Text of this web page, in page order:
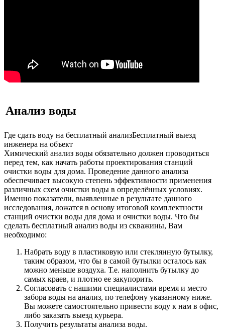
Анализ воды
Где сдать воду на бесплатный анализБесплатный выезд
инженера на объект
Xимический анализ воды обязательно должен проводиться
перед тем, как начать работы проектирования станций
очистки воды для дома. Проведение данного анализа
обеспечивает высокую степень эффективности применения
различных схем очистки воды в определённых условиях.
Именно показатели, выявленные в результате данного
исследования, ложатся в основу итоговой комплектности
станций очистки воды для дома и очистки воды. Что бы
сделать бесплатный анализ воды из скважины, Вам
необходимо:
Набрать воду в пластиковую или стеклянную бутылку,
таким образом, что бы в самой бутылки осталось как
можно меньше воздуха. Т.е. наполнить бутылку до
самых краев, и плотно ее закупорить.
Согласовать с нашими специалистами время и место
забора воды на анализ, по телефону указанному ниже.
Вы можете самостоятельно привести воду к нам в офис,
либо заказать выезд курьера.
Получить результаты анализа воды.